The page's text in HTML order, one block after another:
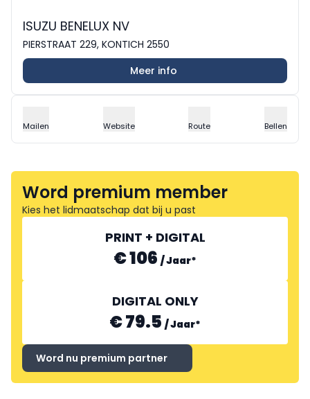
ISUZU BENELUX NV
PIERSTRAAT 229, KONTICH 2550
Meer info
Mailen Website Route Bellen
Word premium member
Kies het lidmaatschap dat bij u past
PRINT + DIGITAL
€ 106 /Jaar*
DIGITAL ONLY
€ 79.5 /Jaar*
Word nu premium partner